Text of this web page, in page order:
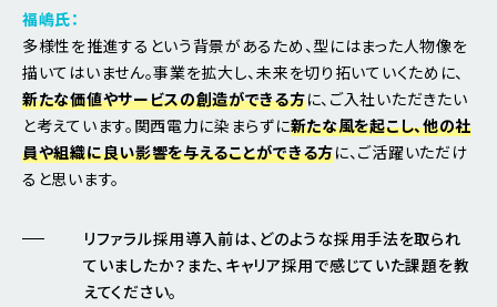
福嶋氏：
多様性を推進するという背景があるため、型にはまった人物像を
描いてはいません。事業を拡大し、未来を切り拓いていくために、
新たな価値やサービスの創造ができる方に、ご入社いただきたい
と考えています。関西電力に染まらずに新たな風を起こし、他の社
員や組織に良い影響を与えることができる方に、ご活躍いただけ
ると思います。
リファラル採用導入前は、どのような採用手法を取られ
ていましたか？また、キャリア採用で感じていた課題を教
えてください。